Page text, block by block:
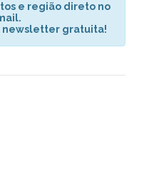
e região direto no
newsletter gratuita!